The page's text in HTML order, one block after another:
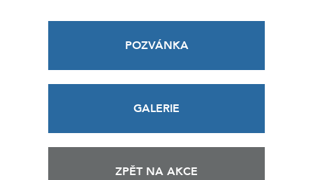
POZVÁNKA
GALERIE
ZPĚT NA AKCE